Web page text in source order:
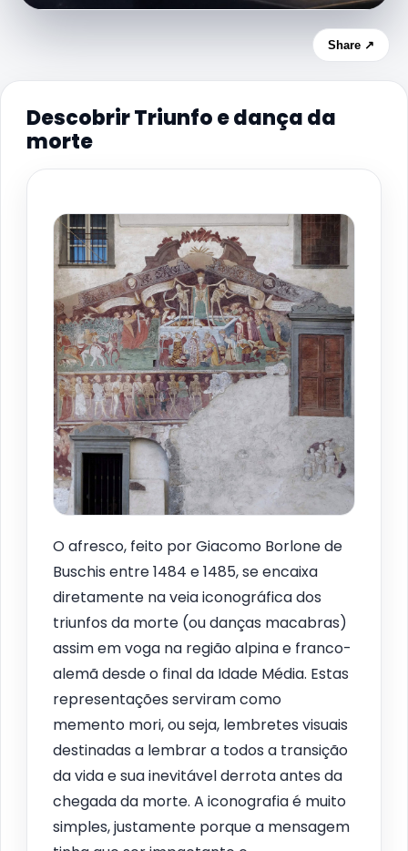
Share ↗
Descobrir Triunfo e dança da
morte
O afresco, feito por Giacomo Borlone de
Buschis entre 1484 e 1485, se encaixa
diretamente na veia iconográfica dos
triunfos da morte (ou danças macabras)
assim em voga na região alpina e franco-
alemã desde o final da Idade Média. Estas
representações serviram como
memento mori, ou seja, lembretes visuais
destinadas a lembrar a todos a transição
da vida e sua inevitável derrota antes da
chegada da morte. A iconografia é muito
simples, justamente porque a mensagem